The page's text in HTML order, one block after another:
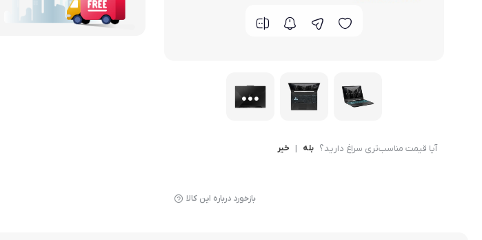
گوشی اچ تی سی
گوشی کاترپیلار
آیا قیمت مناسب‌تری سراغ دارید؟ بله | خیر
بازخورد درباره این کالا